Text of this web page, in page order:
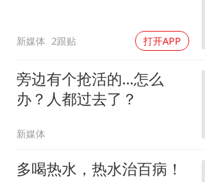
新媒体 2跟贴 打开APP
旁边有个抢活的…怎么
办？人都过去了？
新媒体
多喝热水，热水治百病！